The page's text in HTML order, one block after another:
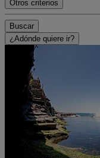
Otros criterios
Buscar
¿Adónde quiere ir?